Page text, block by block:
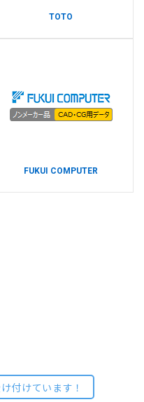
TOTO
FUKUI COMPUTER
付けています！